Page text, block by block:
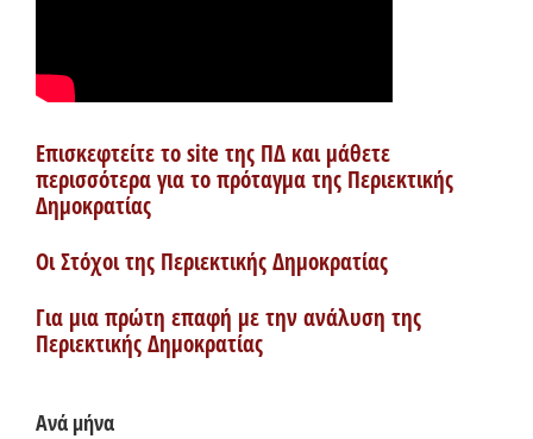
Επισκεφτείτε το site της ΠΔ και μάθετε
περισσότερα για το πρόταγμα της Περιεκτικής
Δημοκρατίας
Οι Στόχοι της Περιεκτικής Δημοκρατίας
Για μια πρώτη επαφή με την ανάλυση της
Περιεκτικής Δημοκρατίας
Ανά μήνα